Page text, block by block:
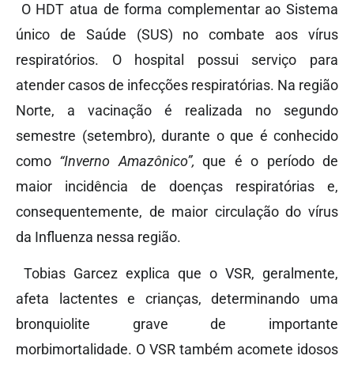
O HDT atua de forma complementar ao Sistema
único de Saúde (SUS) no combate aos vírus
respiratórios. O hospital possui serviço para
atender casos de infecções respiratórias. Na região
Norte, a vacinação é realizada no segundo
semestre (setembro), durante o que é conhecido
como “Inverno Amazônico”,que é o período de
maior incidência de doenças respiratórias e,
consequentemente, de maior circulação do vírus
da Influenza nessa região.
Tobias Garcez explica que o VSR, geralmente,
afeta lactentes e crianças, determinando uma
bronquiolite grave de importante
morbimortalidade. O VSR também acomete idosos